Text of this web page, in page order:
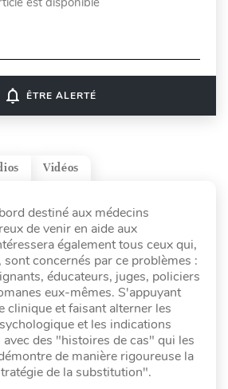
notifications_none ÊTRE ALERTÉ
Vidéos
destiné aux médecins
de venir en aide aux
également tous ceux qui,
concernés par ce problèmes :
éducateurs, juges, policiers
eux-mêmes. S'appuyant
clinique et faisant alterner les
et les indications
des "histoires de cas" qui les
de manière rigoureuse la
de la substitution".